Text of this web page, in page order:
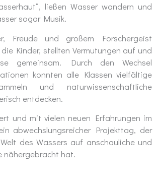
ließen Wasser wandern und
sogar Musik.
Freude und großem Forschergeist
Kinder, stellten Vermutungen auf und
gemeinsam. Durch den Wechsel
konnten alle Klassen vielfältige
und naturwissenschaftliche
entdecken.
und mit vielen neuen Erfahrungen im
abwechslungsreicher Projekttag, der
des Wassers auf anschauliche und
nähergebracht hat.